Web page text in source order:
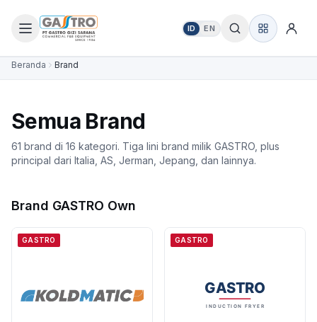
ID EN
Beranda Brand
Semua Brand
61 brand di 16 kategori. Tiga lini brand milik GASTRO, plus
principal dari Italia, AS, Jerman, Jepang, dan lainnya.
Brand GASTRO Own
GASTRO GASTRO